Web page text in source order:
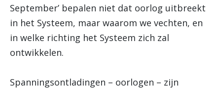
September’ bepalen niet dat oorlog uitbreekt
in het Systeem, maar waarom we vechten, en
in welke richting het Systeem zich zal
ontwikkelen.
Spanningsontladingen – oorlogen – zijn